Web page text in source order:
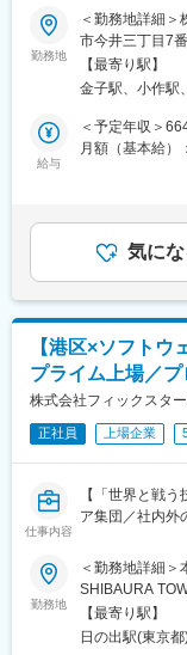
いきます。細
中で、世界初の
大きく貢献する
また、世界中の
通じて社会にと
ける製造・研
作によって、
ります。
2022年5月には
に至り、3年後
術で未来を切り
変更の範囲：
（例：検体容
に関わるモジュ
ていただきます。
今回ご入社い
部ベンダーのコ
メント業務を
システム／装
Windows環境
デバッグ、実機
出荷および出荷
現行システム
【担当装置ごと
・PCソフト担
義・検証・顧客
中心（社内2割
だけでなく改
・機構制御チー
す。
・OEM装置担
約8割を占めま
り、将来的にこ
勤務地
＜勤務地詳細
市今井三丁目7
の範囲：会社
務制度に定める
【最寄り駅】
金子駅、小作駅
給与
＜予定年収＞
月額（基本給）
給与改定：年1
安の金額であ
(月額)は固定手
気に
【港区×ソフト
プライム上場／
株式会社フィックスタ
正社員 上場企業
仕事内容
【「世界と戦
ア集団／社内外
■業務内容：
お客様の課題に
ボトルネックの
ングを行い、ア
勤務地
＜勤務地詳細＞本社
SHIBAURA
喫煙対策：敷地
【最寄り駅】
日の出駅(東京